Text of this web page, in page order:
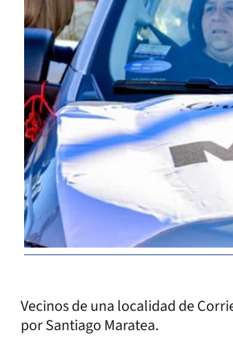
Vecinos de una localidad de
por Santiago Maratea.